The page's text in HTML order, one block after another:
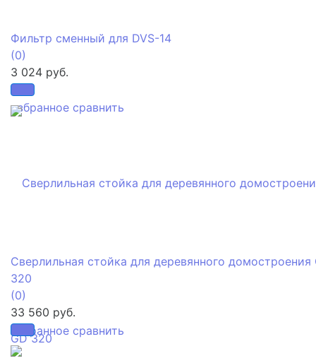
избранное сравнить
Фильтр сменный для DVS-14
(0)
3 024 руб.
избранное сравнить
Сверлильная стойка для деревянного домостроения
320
(0)
33 560 руб.